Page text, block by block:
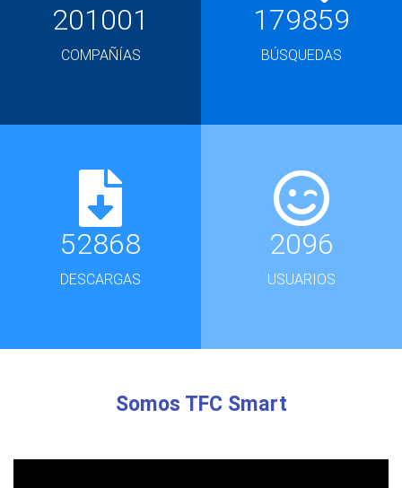
201001
COMPAÑÍAS
179859
BÚSQUEDAS
52868
DESCARGAS
2096
USUARIOS
Somos TFC Smart